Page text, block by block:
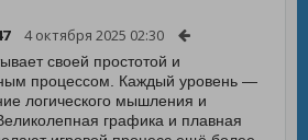
4 октября 2025 02:30
своей простотой и
процессом. Каждый уровень —
логического мышления и
графика и плавная